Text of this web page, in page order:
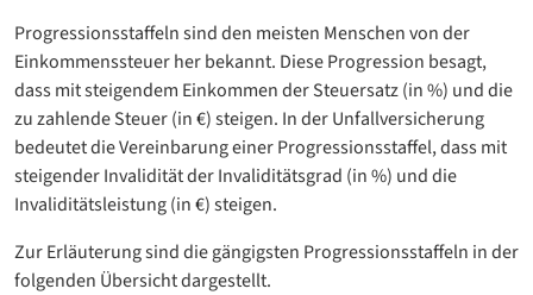
Progressionsstaffeln sind den meisten Menschen von der
Einkommenssteuer her bekannt. Diese Progression besagt,
dass mit steigendem Einkommen der Steuersatz (in %) und die
zu zahlende Steuer (in €) steigen. In der Unfallversicherung
bedeutet die Vereinbarung einer Progressionsstaffel, dass mit
steigender Invalidität der Invaliditätsgrad (in %) und die
Invaliditätsleistung (in €) steigen.
Zur Erläuterung sind die gängigsten Progressionsstaffeln in der
folgenden Übersicht dargestellt.